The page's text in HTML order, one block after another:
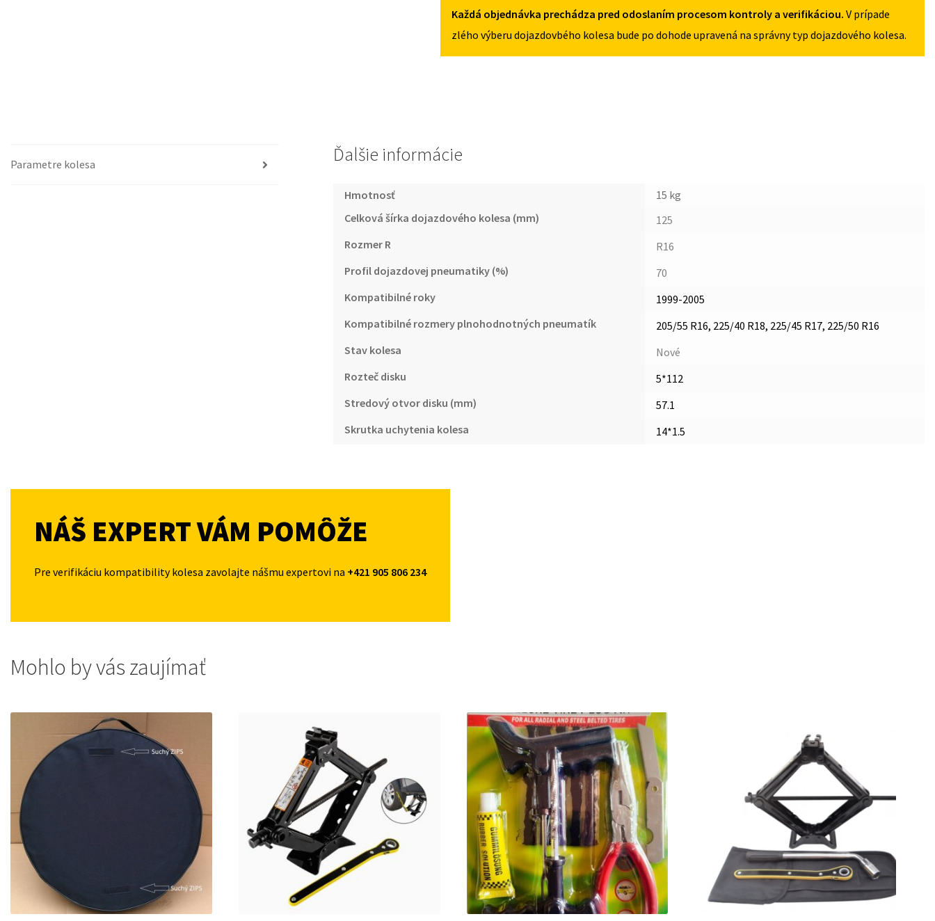
1999-
125/70R16
5X100
Každá objednávka prechádza pred odoslaním procesom kontroly a verifikáciou. V prípade
zlého výberu dojazdovbého kolesa bude po dohode upravená na správny typ dojazdového kolesa.
Parametre kolesa Ďalšie informácie
Hmotnosť
15 kg
Celková šírka dojazdového kolesa (mm)
125
Rozmer R
R16
Profil dojazdovej pneumatiky (%)
70
Kompatibilné roky
1999-2005
Kompatibilné rozmery plnohodnotných pneumatík
205/55 R16, 225/40 R18, 225/45 R17, 225/50 R16
Stav kolesa
Nové
Rozteč disku
5*112
Stredový otvor disku (mm)
57.1
Skrutka uchytenia kolesa
14*1.5
NÁŠ EXPERT VÁM POMÔŽE
Pre verifikáciu kompatibility kolesa zavolajte nášmu expertovi na +421 905 806 234
Mohlo by vás zaujímať